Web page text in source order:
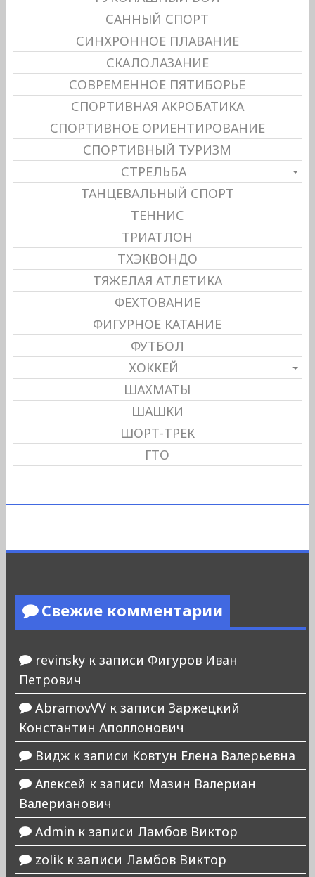
САННЫЙ СПОРТ
СИНХРОННОЕ ПЛАВАНИЕ
СКАЛОЛАЗАНИЕ
СОВРЕМЕННОЕ ПЯТИБОРЬЕ
СПОРТИВНАЯ АКРОБАТИКА
СПОРТИВНОЕ ОРИЕНТИРОВАНИЕ
СПОРТИВНЫЙ ТУРИЗМ
СТРЕЛЬБА
ТАНЦЕВАЛЬНЫЙ СПОРТ
ТЕННИС
ТРИАТЛОН
ТХЭКВОНДО
ТЯЖЕЛАЯ АТЛЕТИКА
ФЕХТОВАНИЕ
ФИГУРНОЕ КАТАНИЕ
ФУТБОЛ
ХОККЕЙ
ШАХМАТЫ
ШАШКИ
ШОРТ-ТРЕК
ГТО
Свежие комментарии
revinskyк записи Фигуров Иван
Петрович
AbramovVVк записи Заржецкий
Константин Аполлонович
Виджк записи Ковтун Елена Валерьевна
Алексей к записи Мазин Валериан
Валерианович
Admin к записи Ламбов Виктор
zolikк записи Ламбов Виктор